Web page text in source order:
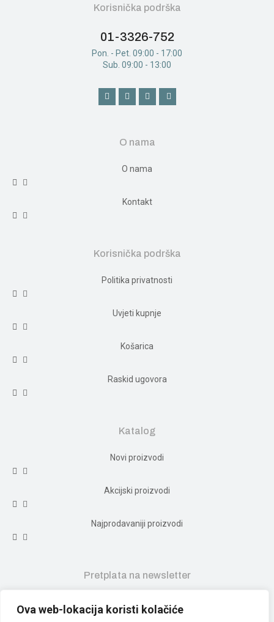
Ova web-lokacija koristi kolačiće
Korisnička podrška
01-3326-752
Pon. - Pet. 09:00 - 17:00
Sub. 09:00 - 13:00
O nama
O nama
Kontakt
Korisnička podrška
Politika privatnosti
Uvjeti kupnje
Košarica
Raskid ugovora
Katalog
Novi proizvodi
Akcijski proizvodi
Najprodavaniji proizvodi
Pretplata na newsletter